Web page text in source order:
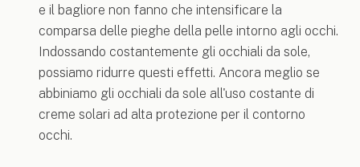
e il bagliore non fanno che intensificare la
comparsa delle pieghe della pelle intorno agli occhi.
Indossando costantemente gli occhiali da sole,
possiamo ridurre questi effetti. Ancora meglio se
abbiniamo gli occhiali da sole all'uso costante di
creme solari ad alta protezione per il contorno
occhi.